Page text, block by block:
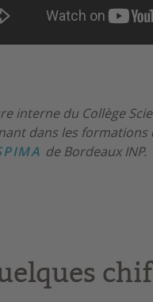
interne du Collège
dans les
de Bordeaux INP.